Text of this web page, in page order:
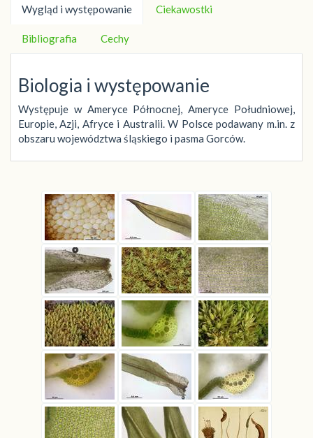
Wygląd i występowanie Ciekawostki
Bibliografia Cechy
Biologia i występowanie
Występuje w Ameryce Północnej, Ameryce Południowej,
Europie, Azji, Afryce i Australii. W Polsce podawany m.in. z
obszaru województwa śląskiego i pasma Gorców.